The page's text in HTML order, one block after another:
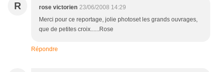
R rose victorien 23/06/2008 14:29
Merci pour ce reportage, jolie photoset les grands ouvrages,
que de petites croix......Rose
Répondre